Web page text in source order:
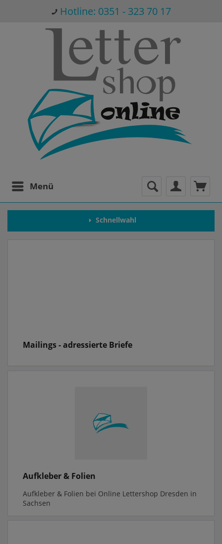
Hotline: 0351 - 323 70 17
Menü
Schnellwahl
Mailings - adressierte Briefe
Aufkleber & Folien
Aufkleber & Folien bei Online Lettershop Dresden in
Sachsen